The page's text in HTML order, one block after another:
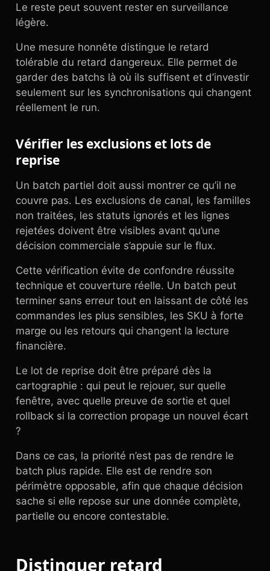
Le reste peut souvent rester en surveillance
légère.
Une mesure honnête distingue le retard
tolérable du retard dangereux. Elle permet de
garder des batchs là où ils suffisent et d’investir
seulement sur les synchronisations qui changent
réellement le run.
Vérifier les exclusions et lots de
reprise
Un batch partiel doit aussi montrer ce qu’il ne
couvre pas. Les exclusions de canal, les familles
non traitées, les statuts ignorés et les lignes
rejetées doivent être visibles avant qu’une
décision commerciale s’appuie sur le flux.
Cette vérification évite de confondre réussite
technique et couverture réelle. Un batch peut
terminer sans erreur tout en laissant de côté les
commandes les plus sensibles, les SKU à forte
marge ou les retours qui changent la lecture
financière.
Le lot de reprise doit être préparé dès la
cartographie : qui peut le rejouer, sur quelle
fenêtre, avec quelle preuve de sortie et quel
rollback si la correction propage un nouvel écart
?
Dans ce cas, la priorité n’est pas de rendre le
batch plus rapide. Elle est de rendre son
périmètre opposable, afin que chaque décision
sache si elle repose sur une donnée complète,
partielle ou encore contestable.
Distinguer retard